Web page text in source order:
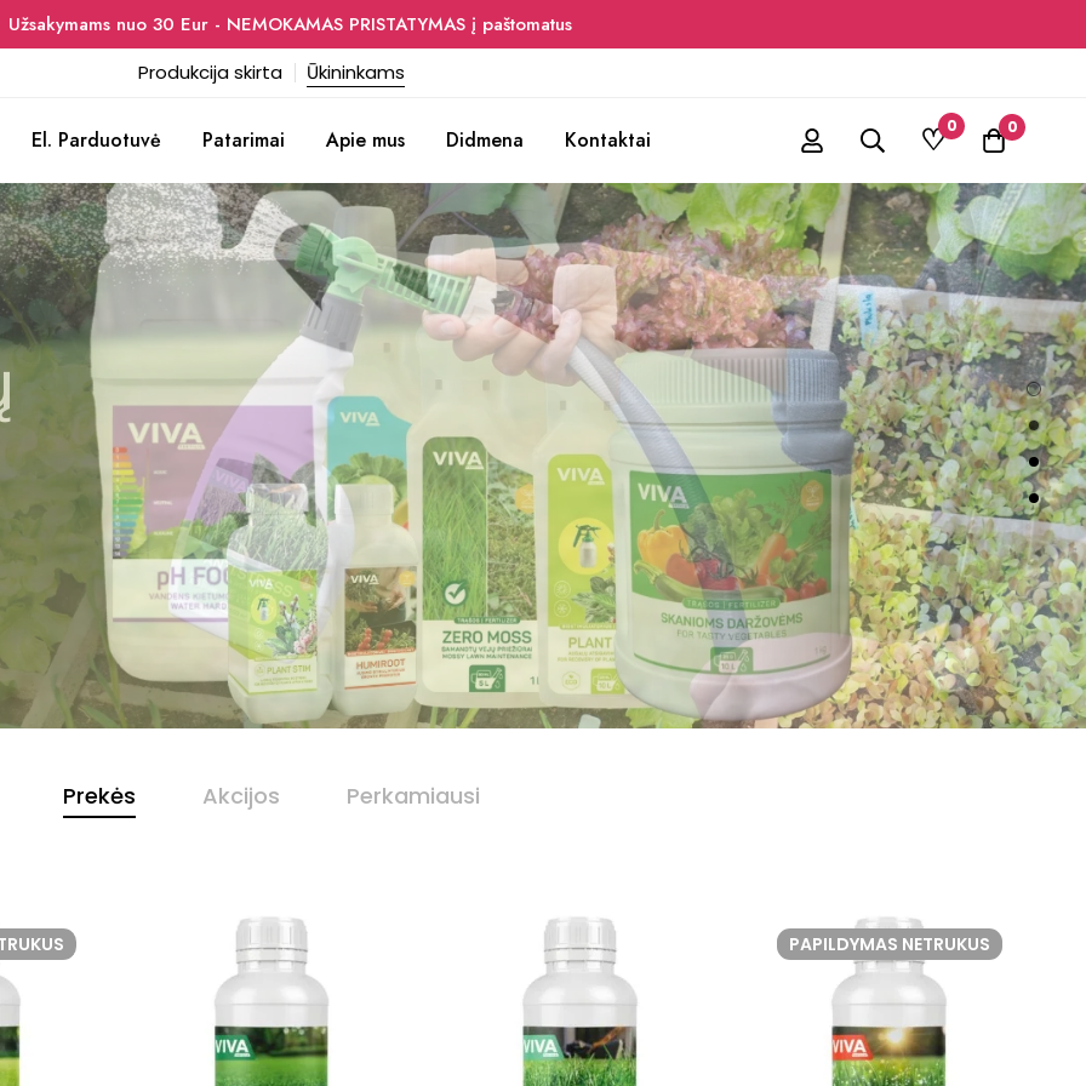
Užsakymams nuo 30 Eur - NEMOKAMAS PRISTATYMAS į paštomatus
Produkcija skirta Ūkininkams
El. Parduotuvė Patarimai Apie mus Didmena Kontaktai
0 0
Prekės Akcijos Perkamiausi
PAPILDYMAS NETRUKUS